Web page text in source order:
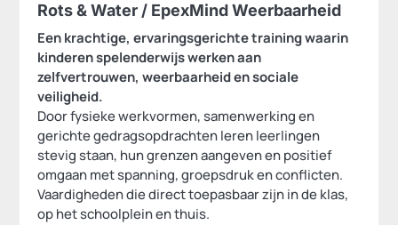
Rots & Water / EpexMind Weerbaarheid
Een krachtige, ervaringsgerichte training waarin
kinderen spelenderwijs werken aan
zelfvertrouwen, weerbaarheid en sociale
veiligheid.
Door fysieke werkvormen, samenwerking en
gerichte gedragsopdrachten leren leerlingen
stevig staan, hun grenzen aangeven en positief
omgaan met spanning, groepsdruk en conflicten.
Vaardigheden die direct toepasbaar zijn in de klas,
op het schoolplein en thuis.